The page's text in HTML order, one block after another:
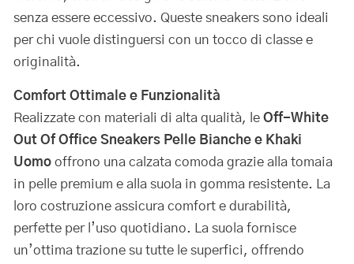
senza essere eccessivo. Queste sneakers sono ideali
per chi vuole distinguersi con un tocco di classe e
originalità.
Comfort Ottimale e Funzionalità
Realizzate con materiali di alta qualità, le Off-White
Out Of Office Sneakers Pelle Bianche e Khaki
Uomo offrono una calzata comoda grazie alla tomaia
in pelle premium e alla suola in gomma resistente. La
loro costruzione assicura comfort e durabilità,
perfette per l’uso quotidiano. La suola fornisce
un’ottima trazione su tutte le superfici, offrendo